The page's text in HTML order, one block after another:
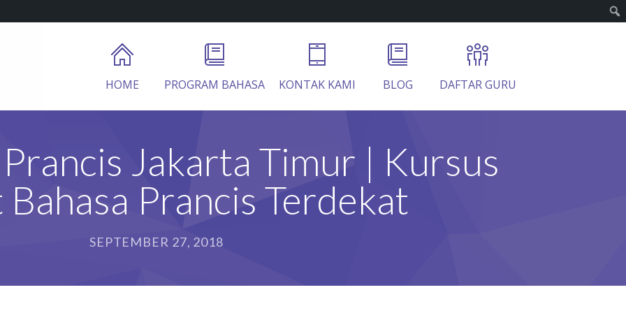
HOME PROGRAM BAHASA KONTAK KAMI BLOG DAFTAR GURU
Prancis Jakarta Timur | Kursus
Prancis Terdekat
SEPTEMBER 27, 2018